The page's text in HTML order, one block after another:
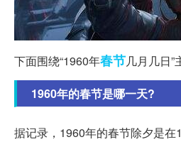
下面围绕“1960年春节几月几日
1960年的春节是哪一天?
据记录，1960年的春节除夕是